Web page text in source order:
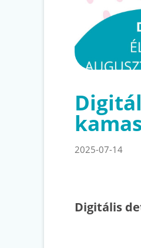
2025-07-14
Digitális